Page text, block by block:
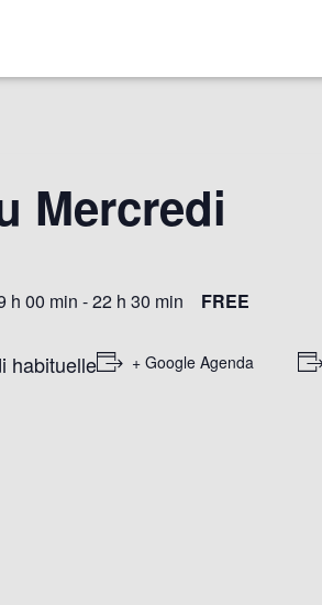
Mercredi
h 00 min -22 h 30 min FREE
habituelle + Google Agenda